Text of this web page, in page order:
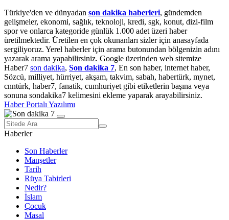
Türkiye'den ve dünyadan son dakika haberleri, gündemden
gelişmeler, ekonomi, sağlık, teknoloji, kredi, sgk, konut, dizi-film
spor ve onlarca kategoride günlük 1.000 adet üzeri haber
üretilmektedir. Üretilen en çok okunanları sizler için anasayfada
sergiliyoruz. Yerel haberler için arama butonundan bölgenizin adını
yazarak arama yapabilirsiniz. Google üzerinden web sitemize
Haber7 son dakika, Son dakika 7, En son haber, internet haber,
Sözcü, milliyet, hürriyet, akşam, takvim, sabah, habertürk, mynet,
cnntürk, haber7, fanatik, cumhuriyet gibi etiketlerin başına veya
sonuna sondakika7 kelimesini ekleme yaparak arayabilirsiniz.
Haber Portalı Yazılımı
Haberler
Son Haberler
Manşetler
Tarih
Rüya Tabirleri
Nedir?
İslam
Çocuk
Masal